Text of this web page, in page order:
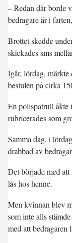
– Redan där borde
bedragare är i
Brottet skedde
skickades sms
Igår, lördag, märkte
bestulen på cirka
En polispatrull åkte
rubricerades som
Samma dag, i
drabbad av
Det började med
lås hos henne.
Men kvinnan blev
som inte alls
med att bedragaren